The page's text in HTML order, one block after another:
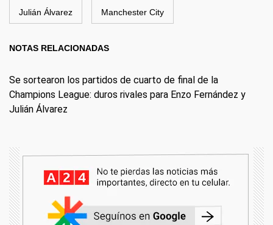
Julián Álvarez Manchester City
NOTAS RELACIONADAS
Se sortearon los partidos de cuarto de final de la
Champions League: duros rivales para Enzo Fernández y
Julián Álvarez